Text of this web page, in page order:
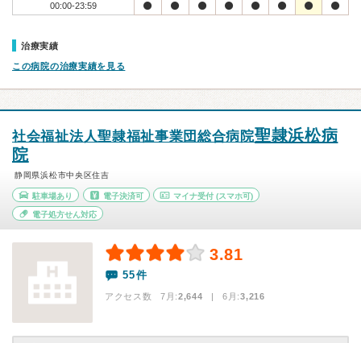
00:00-23:59
治療実績
この病院の治療実績を見る
社会福祉法人聖隷福祉事業団総合病院聖隷浜松病
院
静岡県浜松市中央区住吉
駐車場あり 電子決済可 マイナ受付 (スマホ可)
電子処方せん対応
3.81
55件
アクセス数 7月:2,644 | 6月:3,216